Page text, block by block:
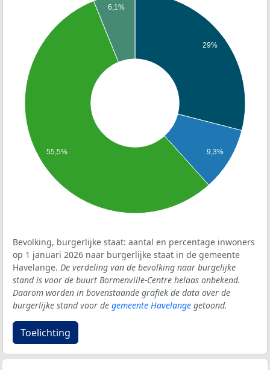
29%
9,3%
6,1%
55,5%
Bevolking, burgerlijke staat: aantal en percentage inwoners
op 1 januari 2026 naar burgerlijke staat in de gemeente
Havelange. De verdeling van de bevolking naar burgelijke
stand is voor de buurt Bormenville-Centre helaas onbekend.
Daarom worden in bovenstaande grafiek de data over de
burgerlijke stand voor de gemeente Havelange getoond.
Toelichting